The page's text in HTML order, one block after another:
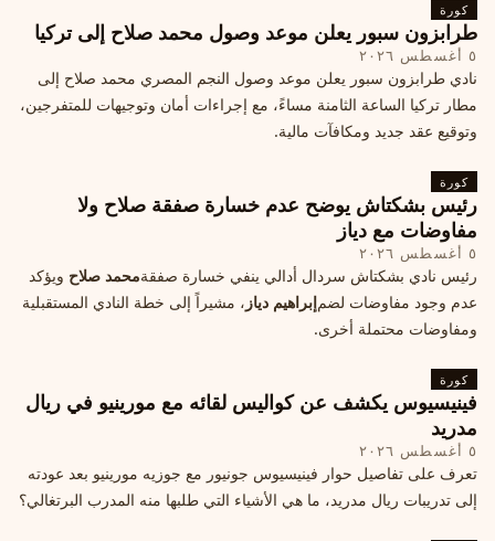
كورة
طرابزون سبور يعلن موعد وصول محمد صلاح إلى تركيا
٥ أغسطس ٢٠٢٦
نادي طرابزون سبور يعلن موعد وصول النجم المصري محمد صلاح إلى
مطار تركيا الساعة الثامنة مساءً، مع إجراءات أمان وتوجيهات للمتفرجين،
وتوقيع عقد جديد ومكافآت مالية.
كورة
رئيس بشكتاش يوضح عدم خسارة صفقة صلاح ولا
مفاوضات مع دياز
٥ أغسطس ٢٠٢٦
رئيس نادي بشكتاش سردال أدالي ينفي خسارة صفقةمحمد صلاح ويؤكد
عدم وجود مفاوضات لضمإبراهيم دياز ، مشيراً إلى خطة النادي المستقبلية
ومفاوضات محتملة أخرى.
كورة
فينيسيوس يكشف عن كواليس لقائه مع مورينيو في ريال
مدريد
٥ أغسطس ٢٠٢٦
تعرف على تفاصيل حوار فينيسيوس جونيور مع جوزيه مورينيو بعد عودته
إلى تدريبات ريال مدريد، ما هي الأشياء التي طلبها منه المدرب البرتغالي؟